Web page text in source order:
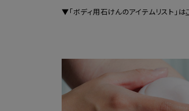
▼「ボディ用石けんのアイテムリスト」は